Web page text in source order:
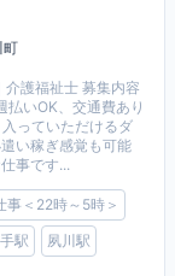
町
護福祉士 募集内容
払いOK、交通費あり
っていただけるダ
い稼ぎ感覚も可能
事です...
事＜22時～5時＞
駅
夙川駅